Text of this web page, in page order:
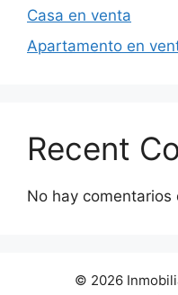
Casa en venta
Apartamento en
Recent
No hay comentarios
© 2026